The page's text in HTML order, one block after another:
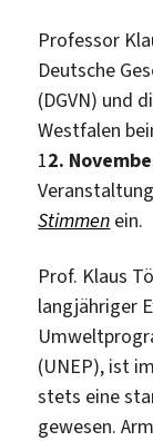
Professor
Deutsche
(DGVN) und
Westfalen
12.
Stimmen ein.
Prof. Klaus
langjähriger
(UNEP), ist
stets eine
gewesen.